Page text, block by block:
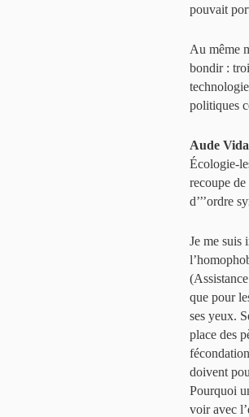
pouvait
Au même
bondir :
politiques
Aude
Écologie-
recoupe
d’’’ordre
Je me suis
que pour
ses yeux.
place des
fécondation
doivent
Pourquoi
voir avec